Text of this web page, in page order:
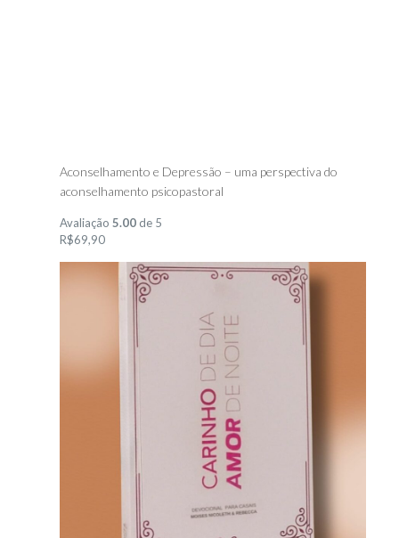
Aconselhamento e Depressão – uma perspectiva do
aconselhamento psicopastoral
Avaliação 5.00de 5
R$69,90